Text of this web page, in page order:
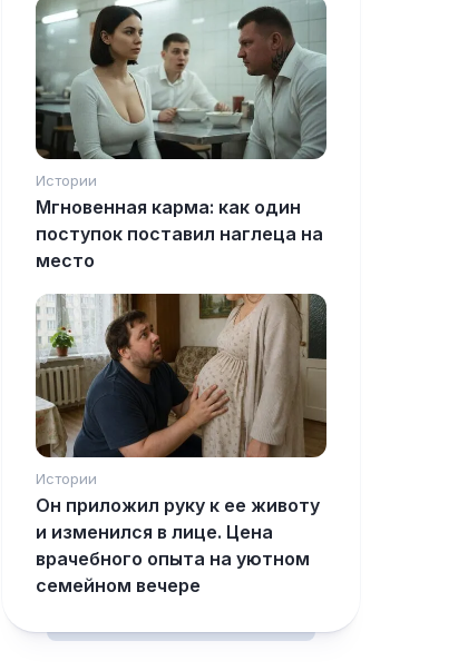
Истории
Мгновенная карма: как один
поступок поставил наглеца на
место
Истории
Он приложил руку к ее животу
и изменился в лице. Цена
врачебного опыта на уютном
семейном вечере